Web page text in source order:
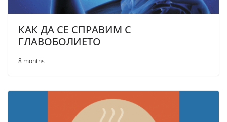
КАК ДА СЕ СПРАВИМ С
ГЛАВОБОЛИЕТО
8 months